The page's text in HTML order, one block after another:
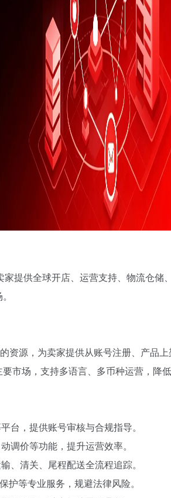
提供全球开店、运营支持、物流仓储
资源，为卖家提供从账号注册、产品
市场，支持多语言、多币种运营，降低
台，提供账号审核与合规指导。
调价等功能，提升运营效率。
、清关、尾程配送全流程追踪。
护等专业服务，规避法律风险。